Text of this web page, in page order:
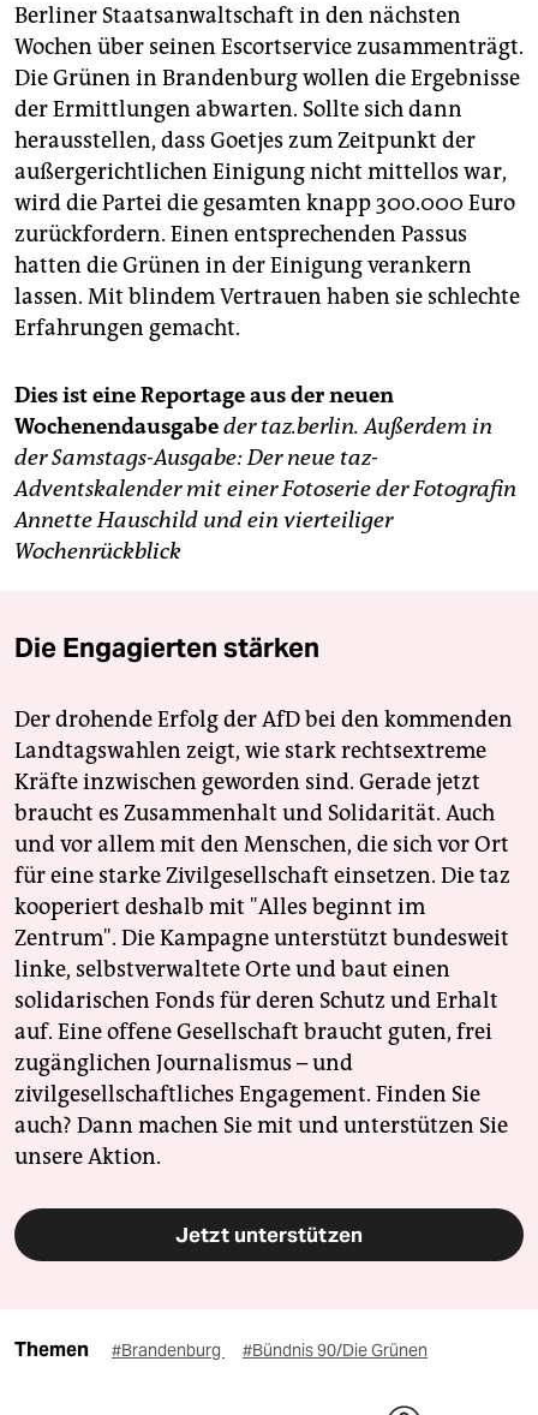
Berliner Staatsanwaltschaft in den nächsten
Wochen über seinen Escortservice zusammenträgt.
Die Grünen in Brandenburg wollen die Ergebnisse
der Ermittlungen abwarten. Sollte sich dann
herausstellen, dass Goetjes zum Zeitpunkt der
außergerichtlichen Einigung nicht mittellos war,
wird die Partei die gesamten knapp 300.000 Euro
zurückfordern. Einen entsprechenden Passus
hatten die Grünen in der Einigung verankern
lassen. Mit blindem Vertrauen haben sie schlechte
Erfahrungen gemacht.
Dies ist eine Reportage aus der neuen
Wochenendausgabeder taz.berlin. Außerdem in
der Samstags-Ausgabe: Der neue taz-
Adventskalender mit einer Fotoserie der Fotografin
Annette Hauschild und ein vierteiliger
Wochenrückblick
Die Engagierten stärken
Der drohende Erfolg der AfD bei den kommenden
Landtagswahlen zeigt, wie stark rechtsextreme
Kräfte inzwischen geworden sind. Gerade jetzt
braucht es Zusammenhalt und Solidarität. Auch
und vor allem mit den Menschen, die sich vor Ort
für eine starke Zivilgesellschaft einsetzen. Die taz
kooperiert deshalb mit "Alles beginnt im
Zentrum". Die Kampagne unterstützt bundesweit
linke, selbstverwaltete Orte und baut einen
solidarischen Fonds für deren Schutz und Erhalt
auf. Eine offene Gesellschaft braucht guten, frei
zugänglichen Journalismus – und
zivilgesellschaftliches Engagement. Finden Sie
auch? Dann machen Sie mit und unterstützen Sie
unsere Aktion.
Jetzt unterstützen
Themen #Brandenburg #Bündnis 90/Die Grünen